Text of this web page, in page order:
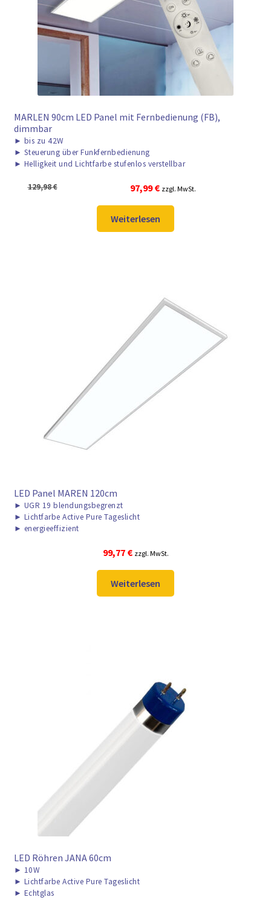
MARLEN 90cm LED Panel mit Fernbedienung (FB),
dimmbar
► bis zu 42W
► Steuerung über Funkfernbedienung
► Helligkeit und Lichtfarbe stufenlos verstellbar
129,98€
Ursprünglicher
war:
129,98 €
97,99€Aktueller
ist:
97,99 €.
zzgl. MwSt.
Weiterlesen
LED Panel MAREN 120cm
► UGR 19 blendungsbegrenzt
► Lichtfarbe Active Pure Tageslicht
► energieeffizient
99,77 € zzgl. MwSt.
Weiterlesen
LED Röhren JANA 60cm
► 10W
► Lichtfarbe Active Pure Tageslicht
► Echtglas